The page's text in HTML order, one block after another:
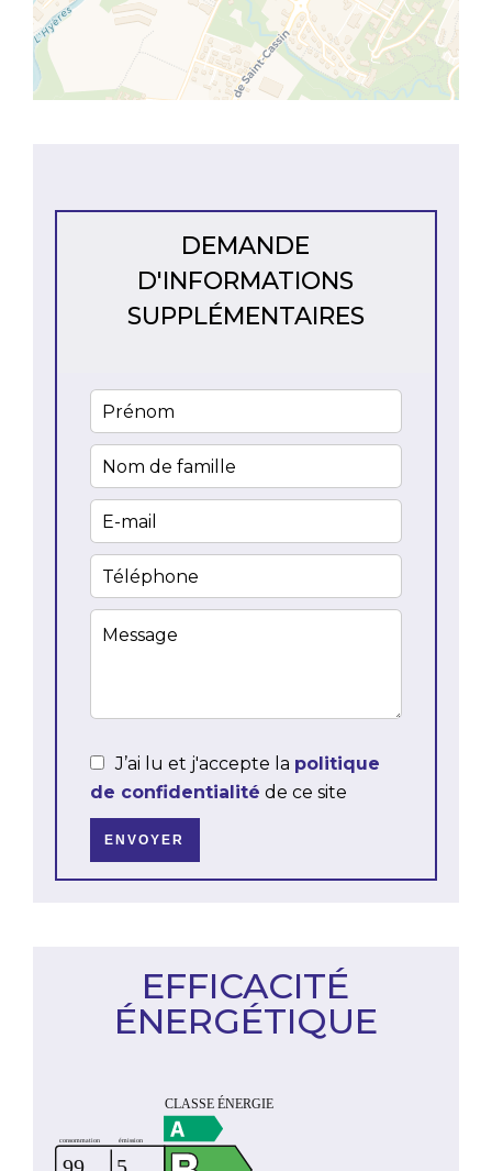
DEMANDE
D'INFORMATIONS
SUPPLÉMENTAIRES
J’ai lu et j'accepte la politique
de confidentialité de ce site
ENVOYER
EFFICACITÉ
ÉNERGÉTIQUE